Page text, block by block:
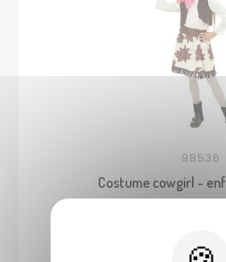
98536
Costume cowgirl -